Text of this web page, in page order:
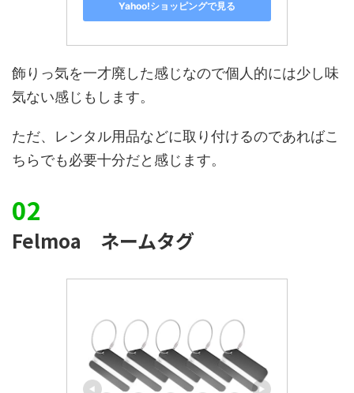
Yahoo!ショッピングで見る
飾りっ気を一才廃した感じなので個人的には少し味
気ない感じもします。
ただ、レンタル用品などに取り付けるのであればこ
ちらでも必要十分だと感じます。
Felmoa ネームタグ